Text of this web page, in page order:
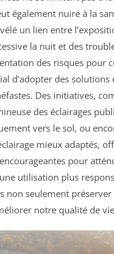
également nuire à la
un lien entre
la nuit et des
des risques pour
d’adopter des
Des initiatives,
des éclairages
vers le sol, ou
mieux adaptés,
pour
utilisation plus
non seulement
notre qualité de